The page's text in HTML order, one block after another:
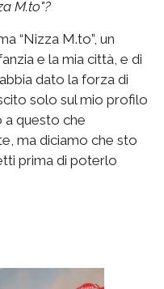
M.to"?
“Nizza M.to”, un
e la mia città, e di
dato la forza di
solo sul mio profilo
a questo che
ma diciamo che sto
prima di poterlo